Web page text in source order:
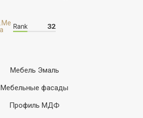
Мебель Эмаль
Мебельные фасады
Профиль МДФ